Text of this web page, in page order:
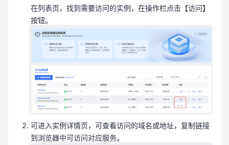
在列表页，找到需要访问的实例，在操作栏点击【访问】
按钮。
可进入实例详情页，可查看访问的域名或地址，复制链接
到浏览器中可访问对应服务。